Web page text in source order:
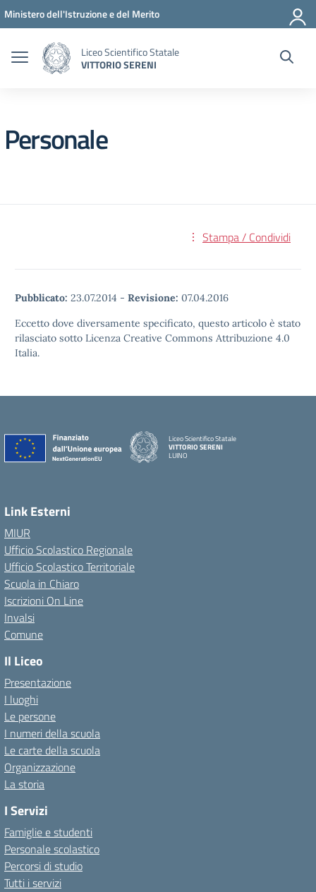
Vai ai contenuti
Vai al menu di navigazione
Vai al footer
Ministero dell'Istruzione e del Merito
Liceo Scientifico Statale
VITTORIO SERENI
Personale
Stampa / Condividi
Pubblicato: 23.07.2014 - Revisione: 07.04.2016
Eccetto dove diversamente specificato, questo articolo è stato
rilasciato sotto Licenza Creative Commons Attribuzione 4.0
Italia.
Liceo Scientifico Statale
VITTORIO SERENI
LUINO
Link Esterni
MIUR
Ufficio Scolastico Regionale
Ufficio Scolastico Territoriale
Scuola in Chiaro
Iscrizioni On Line
Invalsi
Comune
Il Liceo
Presentazione
I luoghi
Le persone
I numeri della scuola
Le carte della scuola
Organizzazione
La storia
I Servizi
Famiglie e studenti
Personale scolastico
Percorsi di studio
Tutti i servizi